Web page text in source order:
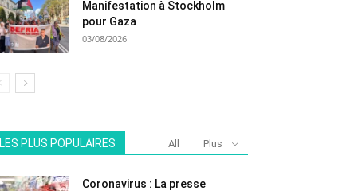
Manifestation à Stockholm
pour Gaza
03/08/2026
LES PLUS POPULAIRES All Plus
Coronavirus : La presse